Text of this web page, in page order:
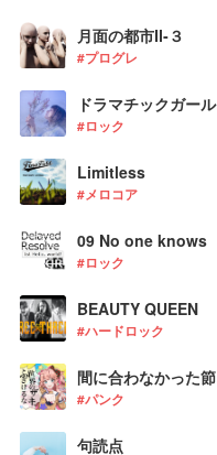
月面の都市Ⅱ‐３
#プログレ
ドラマチックガール
#ロック
Limitless
#メロコア
09 No one knows
#ロック
BEAUTY QUEEN
#ハードロック
間に合わなかった節
#パンク
句読点